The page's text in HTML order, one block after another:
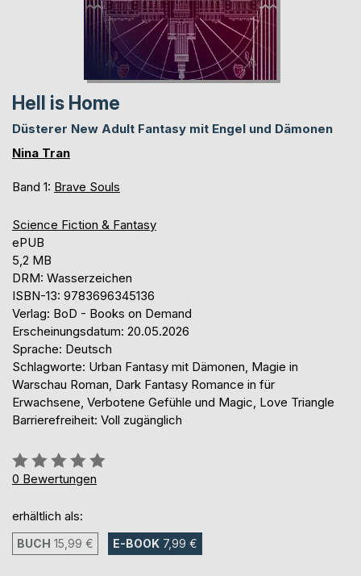
Hell is Home
Düsterer New Adult Fantasy mit Engel und Dämonen
Nina Tran
Band 1: Brave Souls
Science Fiction & Fantasy
ePUB
5,2 MB
DRM: Wasserzeichen
ISBN-13: 9783696345136
Verlag: BoD - Books on Demand
Erscheinungsdatum: 20.05.2026
Sprache: Deutsch
Schlagworte: Urban Fantasy mit Dämonen, Magie in
Warschau Roman, Dark Fantasy Romance in für
Erwachsene, Verbotene Gefühle und Magic, Love Triangle
Barrierefreiheit: Voll zugänglich
Bewertung::
0%
0 Bewertungen
erhältlich als:
BUCH 15,99 € E-BOOK 7,99 €